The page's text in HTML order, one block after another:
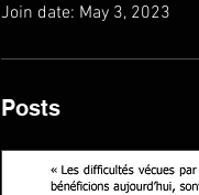
Join date: May 3, 2023
Posts